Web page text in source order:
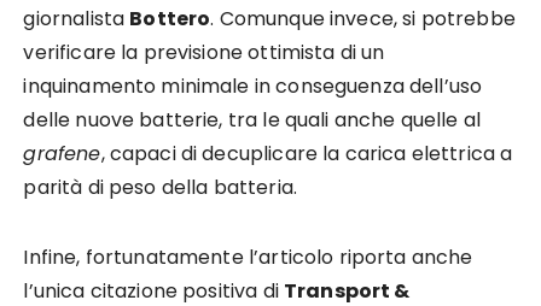
giornalista Bottero. Comunque invece, si potrebbe
verificare la previsione ottimista di un
inquinamento minimale in conseguenza dell’uso
delle nuove batterie, tra le quali anche quelle al
grafene, capaci di decuplicare la carica elettrica a
parità di peso della batteria.
Infine, fortunatamente l’articolo riporta anche
l’unica citazione positiva di Transport &